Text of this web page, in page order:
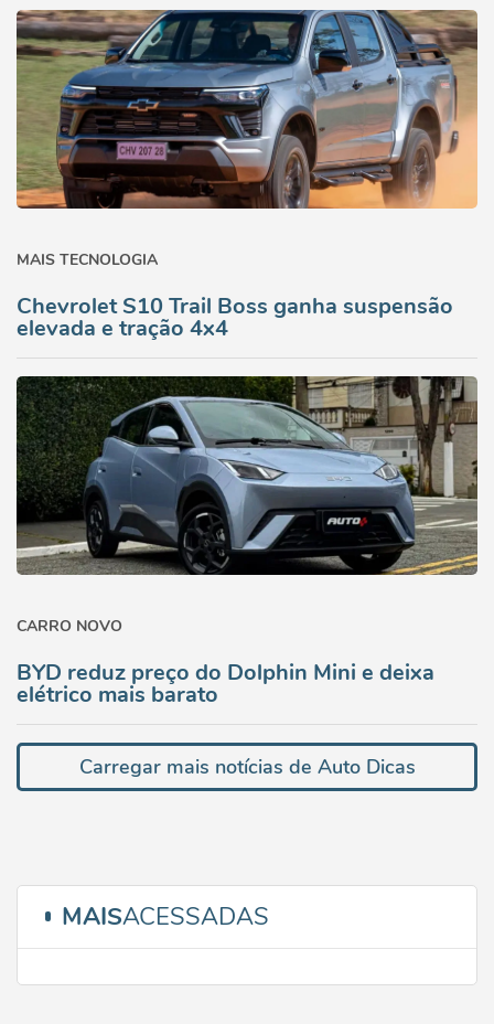
MAIS TECNOLOGIA
Chevrolet S10 Trail Boss ganha suspensão
elevada e tração 4x4
CARRO NOVO
BYD reduz preço do Dolphin Mini e deixa
elétrico mais barato
Carregar mais notícias de Auto Dicas
MAISACESSADAS